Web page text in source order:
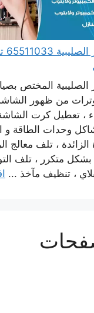
المختص
من ظهور
، تعطيل كرت
وحدات الطاقة و
، تلف معالج
بشكل متكرر ، تلف
، تنظيف مآخذ ...